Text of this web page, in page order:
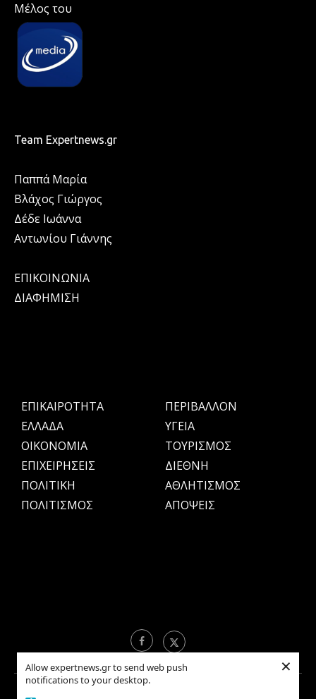
Allow expertnews.gr to send web push
notifications to your desktop.
×
Μέλος του
Team Expertnews.gr
Παππά Μαρία
Βλάχος Γιώργος
Δέδε Ιωάννα
Αντωνίου Γιάννης
ΕΠΙΚΟΙΝΩΝΙΑ
ΔΙΑΦΗΜΙΣΗ
ΕΠΙΚΑΙΡΟΤΗΤΑ
ΕΛΛΑΔΑ
OIKONOMIA
ΕΠΙΧΕΙΡΗΣΕΙΣ
ΠΟΛΙΤΙΚΗ
ΠΟΛΙΤΙΣΜΟΣ
ΠΕΡΙΒΑΛΛΟΝ
ΥΓΕΙΑ
ΤΟΥΡΙΣΜΟΣ
ΔΙΕΘΝΗ
ΑΘΛΗΤΙΣΜΟΣ
ΑΠΟΨΕΙΣ